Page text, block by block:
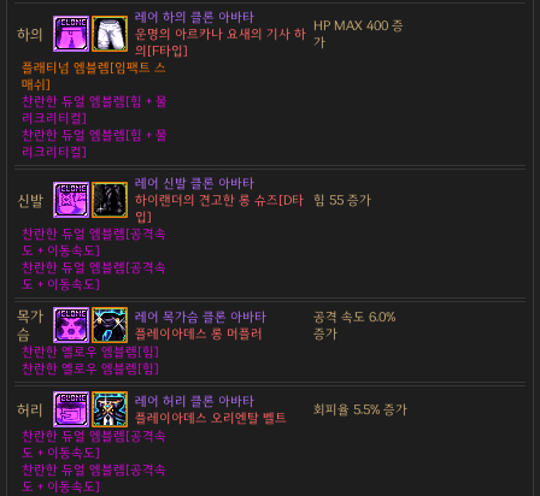
하의
레어 하의 클론 아바타
운명의 아르카나 요새의 기사 하
의[F타입]
HP MAX 400 증
가
플래티넘 엠블렘[임팩트 스
매쉬]
찬란한 듀얼 엠블렘[힘 + 물
리크리티컬]
찬란한 듀얼 엠블렘[힘 + 물
리크리티컬]
신발
레어 신발 클론 아바타
하이랜더의 견고한 롱 슈즈[D타
입]
힘 55 증가
찬란한 듀얼 엠블렘[공격속
도 + 이동속도]
찬란한 듀얼 엠블렘[공격속
도 + 이동속도]
목가
슴
레어 목가슴 클론 아바타
플레이아데스 롱 머플러
공격 속도 6.0%
증가
찬란한 옐로우 엠블렘[힘]
찬란한 옐로우 엠블렘[힘]
허리
레어 허리 클론 아바타
플레이아데스 오리엔탈 벨트
회피율 5.5% 증가
찬란한 듀얼 엠블렘[공격속
도 + 이동속도]
찬란한 듀얼 엠블렘[공격속
도 + 이동속도]